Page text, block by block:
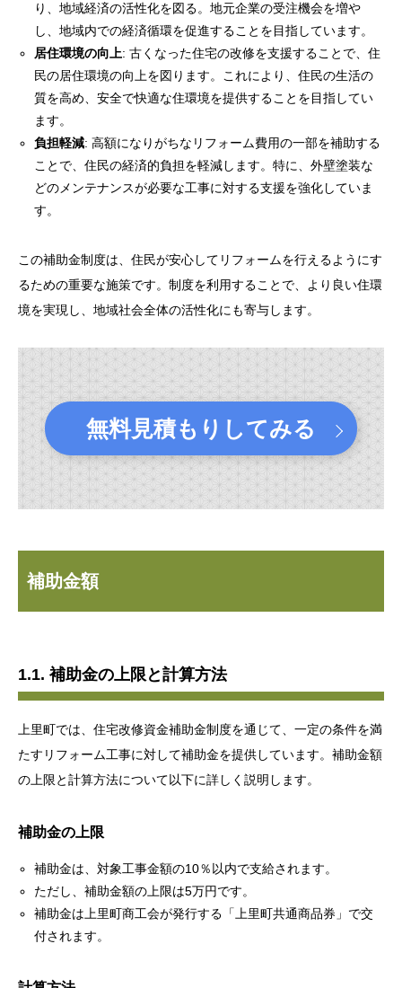
り、地域経済の活性化を図る。地元企業の受注機会を増や
し、地域内での経済循環を促進することを目指しています。
居住環境の向上: 古くなった住宅の改修を支援することで、住
民の居住環境の向上を図ります。これにより、住民の生活の
質を高め、安全で快適な住環境を提供することを目指してい
ます。
負担軽減: 高額になりがちなリフォーム費用の一部を補助する
ことで、住民の経済的負担を軽減します。特に、外壁塗装な
どのメンテナンスが必要な工事に対する支援を強化していま
す。
この補助金制度は、住民が安心してリフォームを行えるようにす
るための重要な施策です。制度を利用することで、より良い住環
境を実現し、地域社会全体の活性化にも寄与します。
無料見積もりしてみる
補助金額
1.1. 補助金の上限と計算方法
上里町では、住宅改修資金補助金制度を通じて、一定の条件を満
たすリフォーム工事に対して補助金を提供しています。補助金額
の上限と計算方法について以下に詳しく説明します。
補助金の上限
補助金は、対象工事金額の10％以内で支給されます。
ただし、補助金額の上限は5万円です。
補助金は上里町商工会が発行する「上里町共通商品券」で交
付されます。